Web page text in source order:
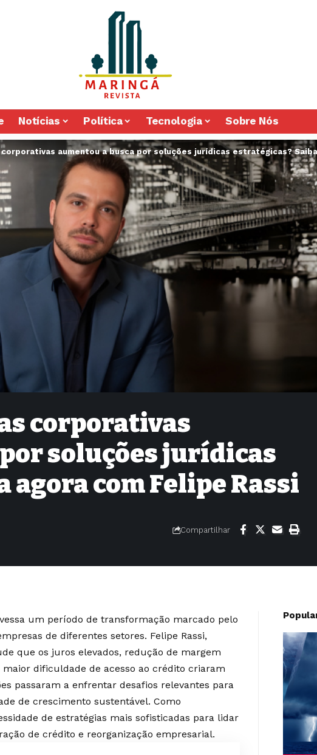
Notícias Política Tecnologia Sobre Nós
corporativas aumentou a busca por soluções jurídicas estratégicas?
corporativas
soluções jurídicas
agora com Felipe Rassi
Compartilhar
um período de transformação marcado pelo
de diferentes setores. Felipe Rassi,
que os juros elevados, redução de margem
dificuldade de acesso ao crédito criaram
passaram a enfrentar desafios relevantes para
de crescimento sustentável. Como
de estratégias mais sofisticadas para lidar
de crédito e reorganização empresarial.